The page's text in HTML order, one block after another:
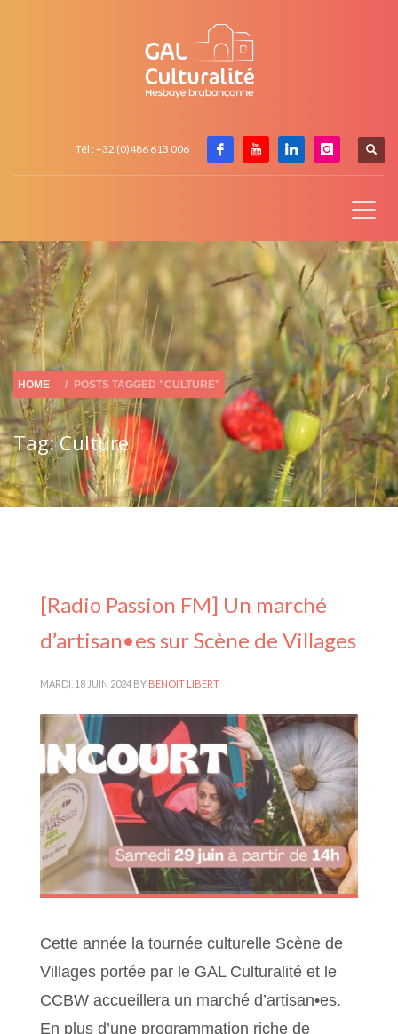
Tél : +32 (0)486 613 006
HOME POSTS TAGGED "CULTURE"
Tag: Culture
[Radio Passion FM] Un marché
d’artisan•es sur Scène de Villages
MARDI, 18 JUIN 2024 BY BENOIT LIBERT
Cette année la tournée culturelle Scène de
Villages portée par le GAL Culturalité et le
CCBW accueillera un marché d’artisan•es.
En plus d’une programmation riche de